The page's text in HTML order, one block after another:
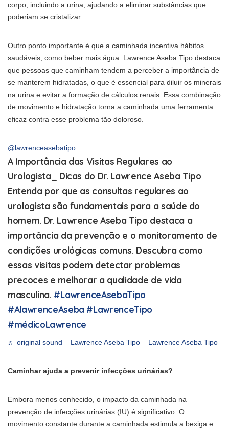
corpo, incluindo a urina, ajudando a eliminar substâncias que
poderiam se cristalizar.
Outro ponto importante é que a caminhada incentiva hábitos
saudáveis, como beber mais água. Lawrence Aseba Tipo destaca
que pessoas que caminham tendem a perceber a importância de
se manterem hidratadas, o que é essencial para diluir os minerais
na urina e evitar a formação de cálculos renais. Essa combinação
de movimento e hidratação torna a caminhada uma ferramenta
eficaz contra esse problema tão doloroso.
@lawrenceasebatipo
A Importância das Visitas Regulares ao
Urologista_ Dicas do Dr. Lawrence Aseba Tipo
Entenda por que as consultas regulares ao
urologista são fundamentais para a saúde do
homem. Dr. Lawrence Aseba Tipo destaca a
importância da prevenção e o monitoramento de
condições urológicas comuns. Descubra como
essas visitas podem detectar problemas
precoces e melhorar a qualidade de vida
masculina. #LawrenceAsebaTipo
#AlawrenceAseba #LawrenceTipo
#médicoLawrence
♬ original sound – Lawrence Aseba Tipo – Lawrence Aseba Tipo
Caminhar ajuda a prevenir infecções urinárias?
Embora menos conhecido, o impacto da caminhada na
prevenção de infecções urinárias (IU) é significativo. O
movimento constante durante a caminhada estimula a bexiga e